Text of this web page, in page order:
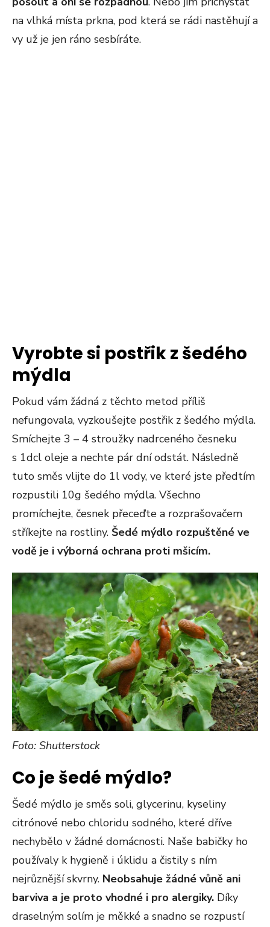
na vlhká místa prkna, pod která se rádi nastěhují a
vy už je jen ráno sesbíráte.
Vyrobte si postřik z šedého
mýdla
Pokud vám žádná z těchto metod příliš
nefungovala, vyzkoušejte postřik z šedého mýdla.
Smíchejte 3 – 4 stroužky nadrceného česneku
s 1dcl oleje a nechte pár dní odstát. Následně
tuto směs vlijte do 1l vody, ve které jste předtím
rozpustili 10g šedého mýdla. Všechno
promíchejte, česnek přeceďte a rozprašovačem
stříkejte na rostliny. Šedé mýdlo rozpuštěné ve
vodě je i výborná ochrana proti mšicím.
Foto: Shutterstock
Co je šedé mýdlo?
Šedé mýdlo je směs soli, glycerinu, kyseliny
citrónové nebo chloridu sodného, které dříve
nechybělo v žádné domácnosti. Naše babičky ho
používaly k hygieně i úklidu a čistily s ním
nejrůznější skvrny. Neobsahuje žádné vůně ani
barviva a je proto vhodné i pro alergiky. Díky
draselným solím je měkké a snadno se rozpustí